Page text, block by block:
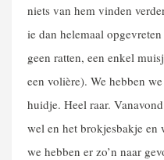
niets van hem vinden
ie dan helemaal
geen ratten, een enkel
een volière). We hebben
huidje. Heel raar.
wel en het brokjesbakje en
we hebben er zo’n naar